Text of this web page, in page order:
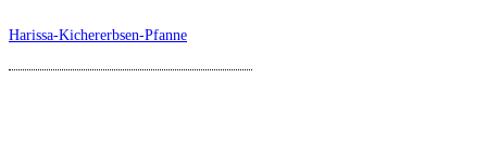
Harissa-Kichererbsen-Pfanne